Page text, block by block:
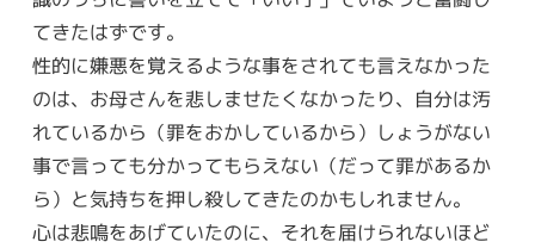
てきたはずです。
性的に嫌悪を覚えるような事をされても言えなかった
のは、お母さんを悲しませたくなかったり、自分は汚
れているから（罪をおかしているから）しょうがない
事で言っても分かってもらえない（だって罪があるか
ら）と気持ちを押し殺してきたのかもしれません。
心は悲鳴をあげていたのに、それを届けられないほど